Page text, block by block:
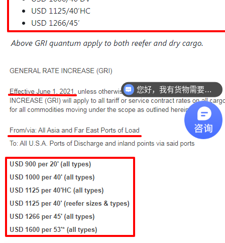
您好，我有货物需要你们的产品。